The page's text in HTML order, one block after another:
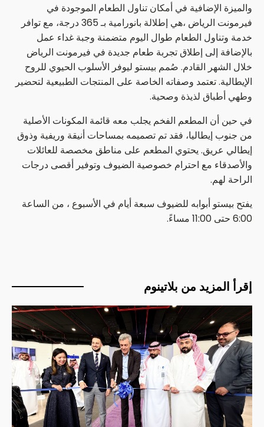
والميزة الإضافية في أمكان تناول الطعام الموجودة في
فيرمونت الرياض ،هي إطلالة بانورامية بـ 365 درجة، مع توافر
خدمة وتناول الطعام طوال اليوم متضمنة وجبة غداء عمل
بالإضافة إلى إطلاق تجربة طعام جديدة في فيرمونت الرياض
خلال الشهر القادم. صُمم بيستو ليوفر الأسلوب الحيوي للروح
الإيطالية. تعتمد وصفاته الخاصة على المنتجات الطبيعية لتحضير
وطهي أطباق لذيذة وصحية.
في حين أن المطعم الفخم يجلب معه قائمة المكونات الأصلية
من جنوب إيطاليا، فقد تم تصميمه بمساحات أنيقة وريفية وذوق
إيطالي عريق. يحتوي المطعم على مناطق مخصصة للعائلات
والأصدقاء مع احترام خصوصية الضيوف وتوفير أقصى درجات
الراحة لهم.
يفتح بيستو أبوابه للضيوف سبعة أيام في الأسبوع ، من الساعة
6:00 حتى 11:00 مساءً.
إقرأ المزيد من بلاتينوم